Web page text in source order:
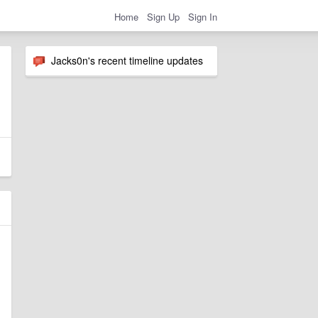
Home Sign Up Sign In
Jacks0n's recent timeline updates